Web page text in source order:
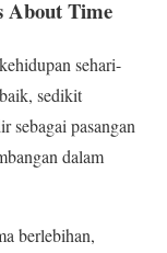
About Time
sehari-
sedikit
sebagai pasangan
dalam
berlebihan,